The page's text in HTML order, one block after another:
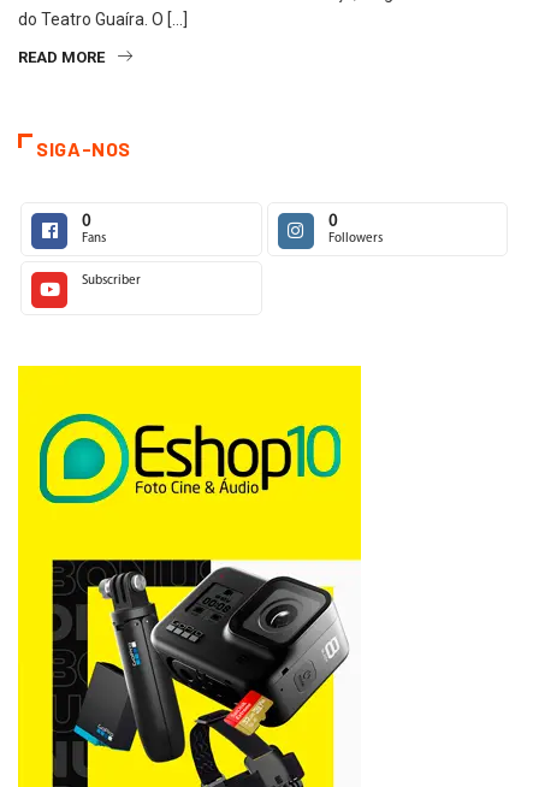
do Teatro Guaíra. O […]
READ MORE
SIGA-NOS
0
Fans
0
Followers
Subscriber